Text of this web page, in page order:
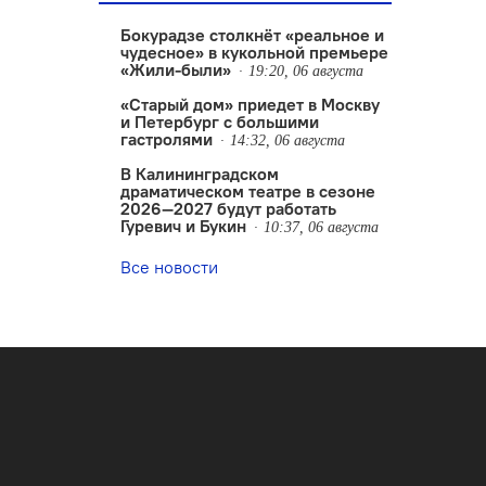
Бокурадзе столкнëт «реальное и
чудесное» в кукольной премьере
«Жили-были»
19:20, 06 августа
«Старый дом» приедет в Москву
и Петербург с большими
гастролями
14:32, 06 августа
В Калининградском
драматическом театре в сезоне
2026—2027 будут работать
Гуревич и Букин
10:37, 06 августа
Все новости